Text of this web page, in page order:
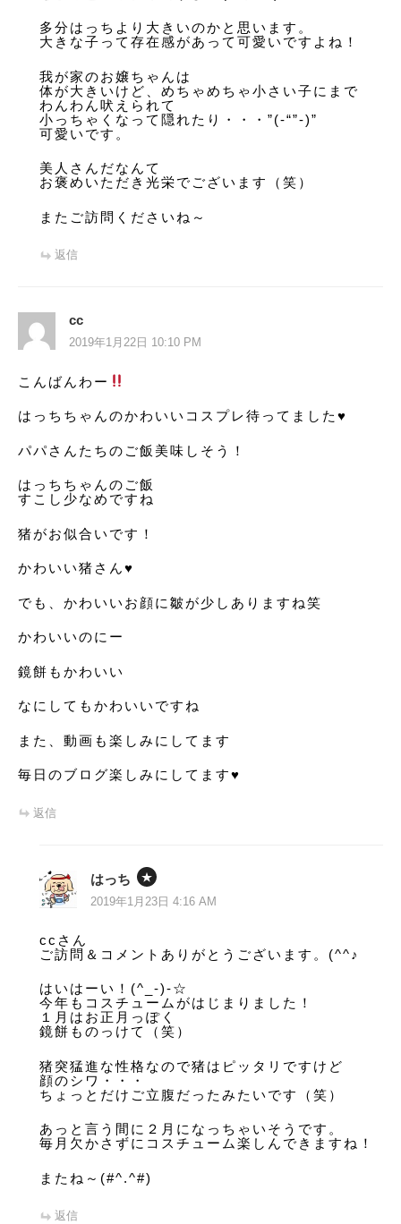
多分はっちより大きいのかと思います。
大きな子って存在感があって可愛いですよね！
我が家のお嬢ちゃんは
体が大きいけど、めちゃめちゃ小さい子にまで
わんわん吠えられて
小っちゃくなって隠れたり・・・”(-“”-)”
可愛いです。
美人さんだなんて
お褒めいただき光栄でございます（笑）
またご訪問くださいね～
返信
cc
2019年1月22日 10:10 PM
こんばんわー
はっちちゃんのかわいいコスプレ待ってました♥️
パパさんたちのご飯美味しそう！
はっちちゃんのご飯
すこし少なめですね
猪がお似合いです！
かわいい猪さん♥️
でも、かわいいお顔に皺が少しありますね笑
かわいいのにー
鏡餅もかわいい
なにしてもかわいいですね
また、動画も楽しみにしてます
毎日のブログ楽しみにしてます♥️
返信
はっち
2019年1月23日 4:16 AM
ccさん
ご訪問＆コメントありがとうございます。(^^♪
はいはーい！(^_-)-☆
今年もコスチュームがはじまりました！
１月はお正月っぽく
鏡餅ものっけて（笑）
猪突猛進な性格なので猪はピッタリですけど
顔のシワ・・・
ちょっとだけご立腹だったみたいです（笑）
あっと言う間に２月になっちゃいそうです。
毎月欠かさずにコスチューム楽しんできますね！
またね～(#^.^#)
返信